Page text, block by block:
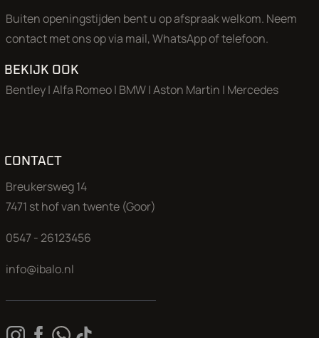
ontleend.
Buiten openingstijden bent u op afspraak welkom. Neem
contact met ons op via mail, WhatsApp of telefoon.
BEKIJK OOK
Bentley|Alfa Romeo| BMW|Aston Martin | Mercedes
CONTACT
Breukersweg 14
7471 st hof van twente (Goor)
0547 - 26123456
info@ibalo.nl